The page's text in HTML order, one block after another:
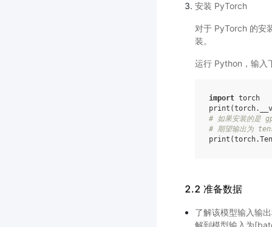
安装 PyTorch
对于 PyTorch 的安
装。
运行 Python，输入
import torch
print (torch.
# 如果安装的是
# 期望输出为
print (torch.
2.2 准备数据
了解该模型输入输
解到模型输入为